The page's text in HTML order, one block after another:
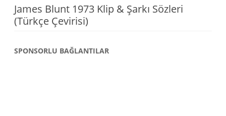
James Blunt 1973 Klip & Şarkı Sözleri
(Türkçe Çevirisi)
SPONSORLU BAĞLANTILAR